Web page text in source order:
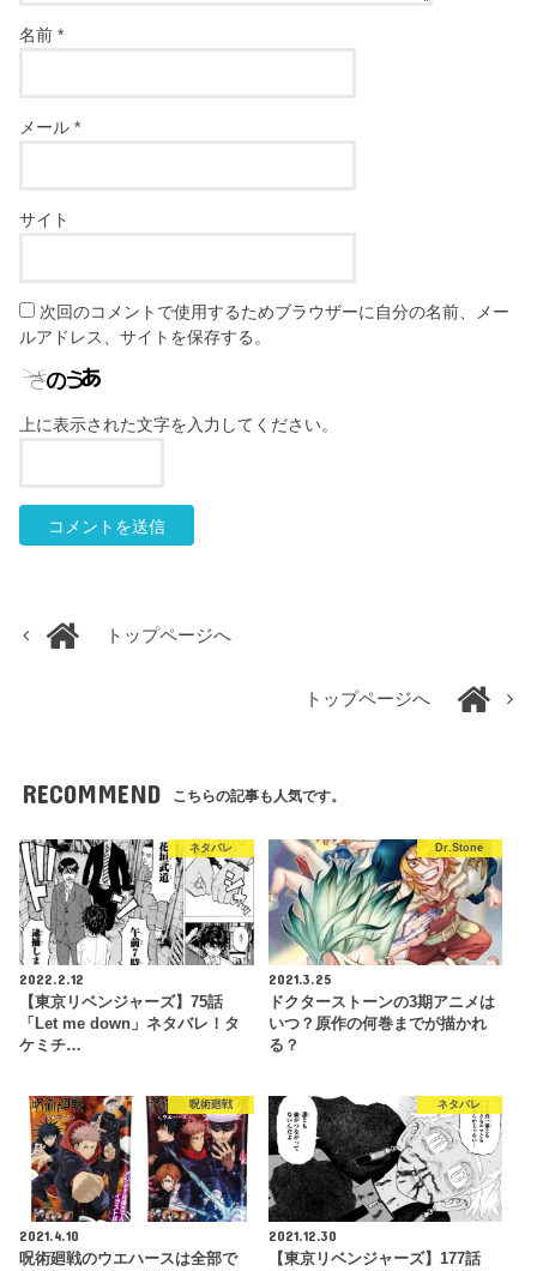
名前*
メール*
サイト
次回のコメントで使用するためブラウザーに自分の名前、メー
ルアドレス、サイトを保存する。
上に表示された文字を入力してください。
トップページへ
トップページへ
RECOMMEND こちらの記事も人気です。
ネタバレ
2022.2.12
【東京リベンジャーズ】75話
「Let me down」ネタバレ！タ
ケミチ…
Dr.Stone
2021.3.25
ドクターストーンの3期アニメは
いつ？原作の何巻までが描かれ
る？
呪術廻戦
2021.4.10
呪術廻戦のウエハースは全部で
ネタバレ
2021.12.30
【東京リベンジャーズ】177話